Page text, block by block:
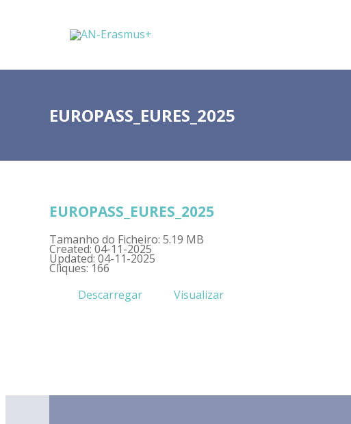
EUROPASS_EURES_2025
EUROPASS_EURES_2025
Tamanho do Ficheiro: 5.19 MB
Created: 04-11-2025
Updated: 04-11-2025
Cliques: 166
Descarregar
Visualizar